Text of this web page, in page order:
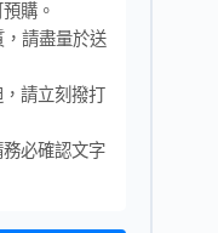
購。
請盡量於送
請立刻撥打
必確認文字